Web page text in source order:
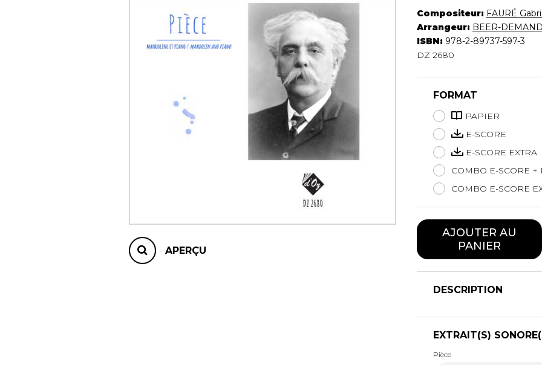
Hautbois
Luth
Mandoline
Orgue
Saxophone
Trombone
Trompette
Tuba
Ukulélé
Violon
Violoncelle
Voix
APERÇU
Compositeur: FAURÉ
Arrangeur: BEER-
ISBN: 978-2-89737-597-3
DZ 2680
FORMAT
PAPIER
E-SCORE
E-SCORE EXTRA
COMBO E-SCORE +
COMBO E-SCORE
AJOUTER AU
PANIER
DESCRIPTION
EXTRAIT(S)
Pièce